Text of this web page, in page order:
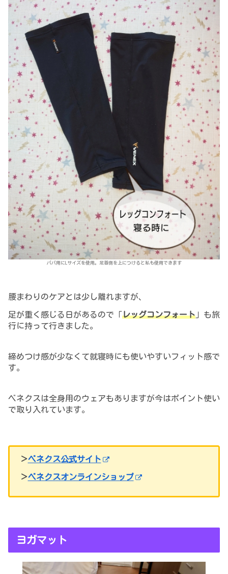
パパ用にLサイズを使用。足首側を上につけると私も使用できます
腰まわりのケアとは少し離れますが、
足が重く感じる日があるので「レッグコンフォート 」も旅
行に持って行きました。
締めつけ感が少なくて就寝時にも使いやすいフィット感で
す。
ベネクスは全身用のウェアもありますが今はポイント使い
で取り入れています。
＞ベネクス公式サイト
＞ベネクスオンラインショップ
ヨガマット